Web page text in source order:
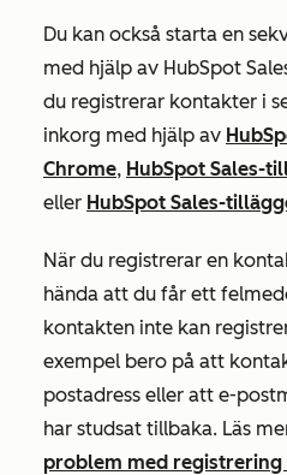
Du kan också starta en
med hjälp av HubSpot
du registrerar kontakter i
inkorg med hjälp av
Chrome, HubSpot Sales-
eller HubSpot Sales-
När du registrerar en
hända att du får ett
kontakten inte kan
exempel bero på att
postadress eller att e-
har studsat tillbaka. Läs
problem med registrering